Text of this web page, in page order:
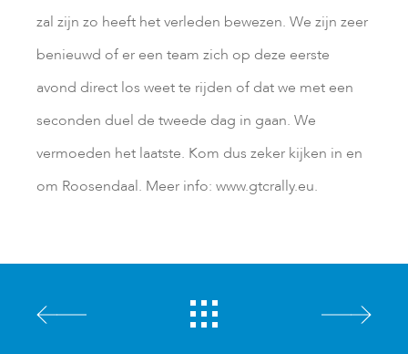
zal zijn zo heeft het verleden bewezen. We zijn zeer
benieuwd of er een team zich op deze eerste
avond direct los weet te rijden of dat we met een
seconden duel de tweede dag in gaan. We
vermoeden het laatste. Kom dus zeker kijken in en
om Roosendaal. Meer info: www.gtcrally.eu.